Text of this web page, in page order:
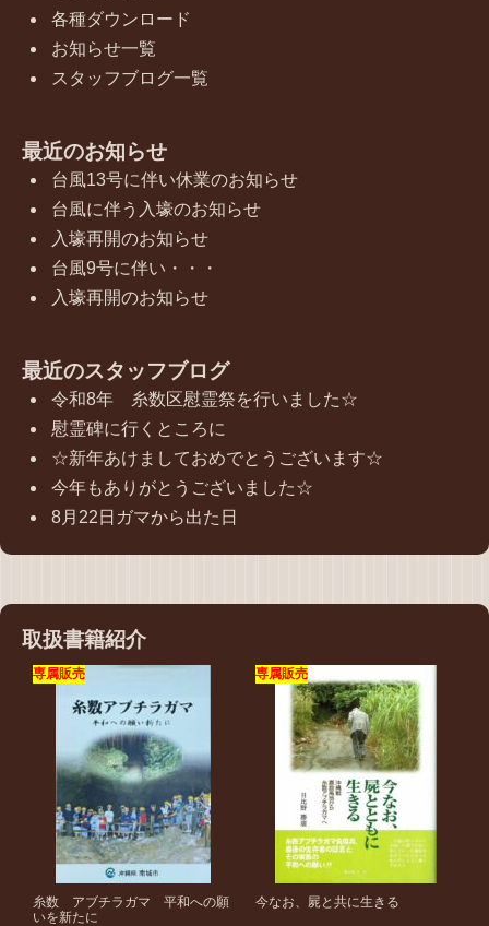
各種ダウンロード
お知らせ一覧
スタッフブログ一覧
最近のお知らせ
台風13号に伴い休業のお知らせ
台風に伴う入壕のお知らせ
入壕再開のお知らせ
台風9号に伴い・・・
入壕再開のお知らせ
最近のスタッフブログ
令和8年 糸数区慰霊祭を行いました☆
慰霊碑に行くところに
☆新年あけましておめでとうございます☆
今年もありがとうございました☆
8月22日ガマから出た日
取扱書籍紹介
専属販売
糸数 アブチラガマ 平和への願
いを新たに
専属販売
今なお、屍と共に生きる